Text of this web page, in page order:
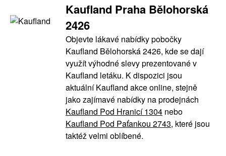
Kaufland Praha Bělohorská
2426
Objevte lákavé nabídky pobočky
Kaufland Bělohorská 2426, kde se dají
využít výhodné slevy prezentované v
Kaufland letáku. K dispozici jsou
aktuální Kaufland akce online, stejně
jako zajímavé nabídky na prodejnách
Kaufland Pod Hranicí 1304 nebo
Kaufland Pod Paťankou 2743, které jsou
taktéž velmi oblíbené.